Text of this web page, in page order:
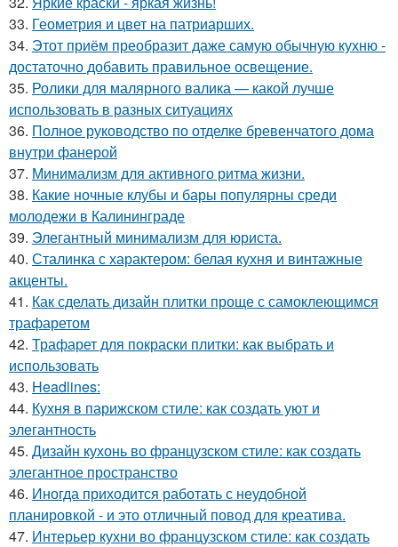
33. Геометрия и цвет на патриарших.
34. Этот приём преобразит даже самую обычную кухню -
достаточно добавить правильное освещение.
35. Ролики для малярного валика — какой лучше
использовать в разных ситуациях
36. Полное руководство по отделке бревенчатого дома
внутри фанерой
37. Минимализм для активного ритма жизни.
38. Какие ночные клубы и бары популярны среди
молодежи в Калининграде
39. Элегантный минимализм для юриста.
40. Сталинка с характером: белая кухня и винтажные
акценты.
41. Как сделать дизайн плитки проще с самоклеющимся
трафаретом
42. Трафарет для покраски плитки: как выбрать и
использовать
43. Headlines:
44. Кухня в парижском стиле: как создать уют и
элегантность
45. Дизайн кухонь во французском стиле: как создать
элегантное пространство
46. Иногда приходится работать с неудобной
планировкой - и это отличный повод для креатива.
47. Интерьер кухни во французском стиле: как создать